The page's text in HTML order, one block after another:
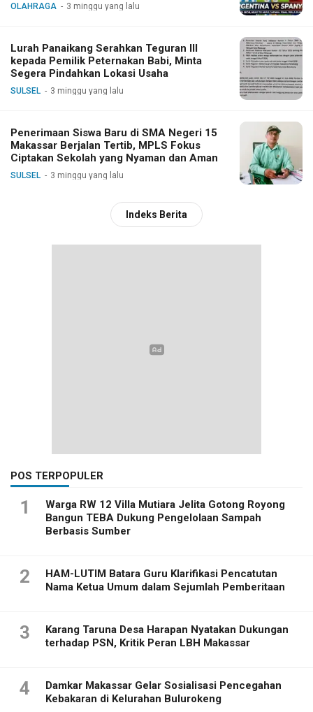
OLAHRAGA 3 minggu yang lalu
Lurah Panaikang Serahkan Teguran III
kepada Pemilik Peternakan Babi, Minta
Segera Pindahkan Lokasi Usaha
SULSEL 3 minggu yang lalu
Penerimaan Siswa Baru di SMA Negeri 15
Makassar Berjalan Tertib, MPLS Fokus
Ciptakan Sekolah yang Nyaman dan Aman
SULSEL 3 minggu yang lalu
Indeks Berita
POS TERPOPULER
1
Warga RW 12 Villa Mutiara Jelita Gotong Royong
Bangun TEBA Dukung Pengelolaan Sampah
Berbasis Sumber
2
HAM-LUTIM Batara Guru Klarifikasi Pencatutan
Nama Ketua Umum dalam Sejumlah Pemberitaan
3
Karang Taruna Desa Harapan Nyatakan Dukungan
terhadap PSN, Kritik Peran LBH Makassar
4
Damkar Makassar Gelar Sosialisasi Pencegahan
Kebakaran di Kelurahan Bulurokeng